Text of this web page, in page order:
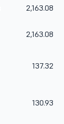
2,163.08
2,163.08
137.32
130.93